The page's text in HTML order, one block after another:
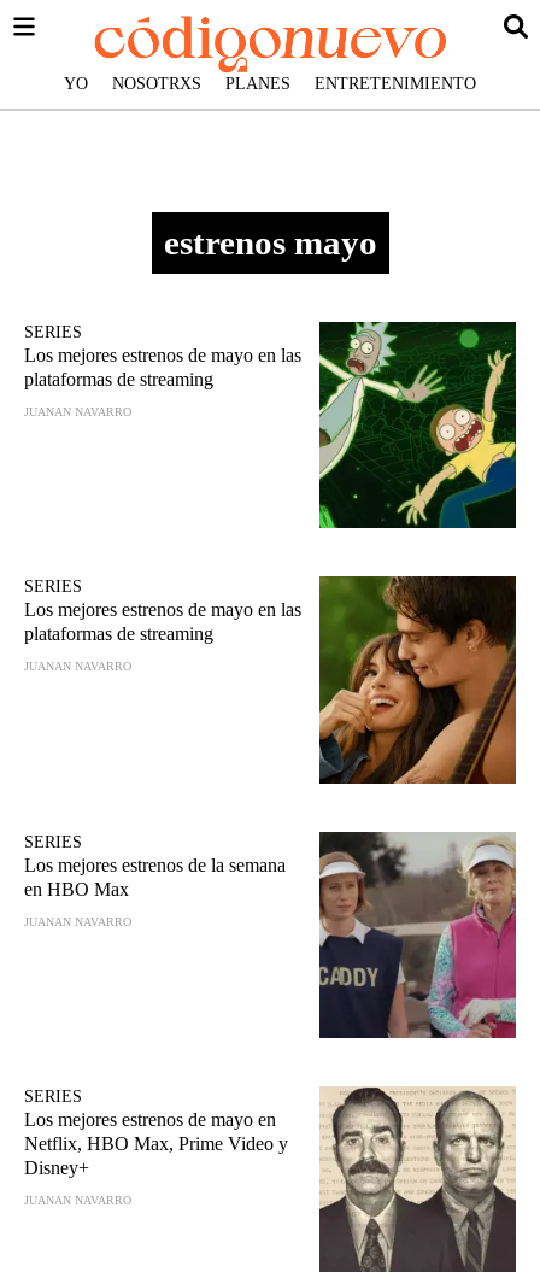
YO NOSOTRXS PLANES ENTRETENIMIENTO
estrenos mayo
SERIES
Los mejores estrenos de mayo en las
plataformas de streaming
JUANAN NAVARRO
SERIES
Los mejores estrenos de mayo en las
plataformas de streaming
JUANAN NAVARRO
SERIES
Los mejores estrenos de la semana
en HBO Max
JUANAN NAVARRO
SERIES
Los mejores estrenos de mayo en
Netflix, HBO Max, Prime Video y
Disney+
JUANAN NAVARRO